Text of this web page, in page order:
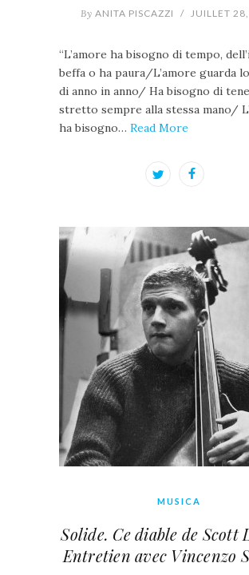
By ANITA PISCAZZI / JUILLET
“L’amore ha bisogno di tempo,
beffa o ha paura/L’amore guarda
di anno in anno/ Ha bisogno di
stretto sempre alla stessa mano/
ha bisogno… Read More
MUSICA
Solide. Ce diable de Scott
Entretien avec Vincenzo